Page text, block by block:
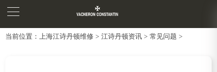
当前位置： 上海江诗丹顿维修 >江诗丹顿资讯 >常见问题 >